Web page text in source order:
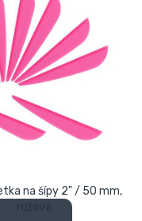
na šípy 2" / 50 mm,